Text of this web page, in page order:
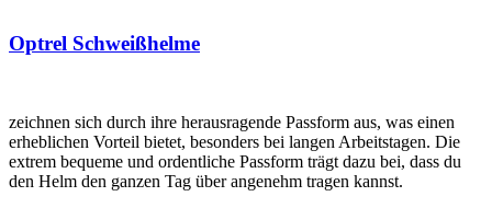
Optrel Schweißhelme
zeichnen sich durch ihre herausragende Passform aus, was einen
erheblichen Vorteil bietet, besonders bei langen Arbeitstagen. Die
extrem bequeme und ordentliche Passform trägt dazu bei, dass du
den Helm den ganzen Tag über angenehm tragen kannst.